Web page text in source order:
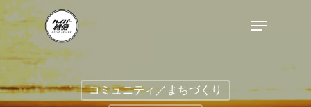
コミュニティ／まちづくり